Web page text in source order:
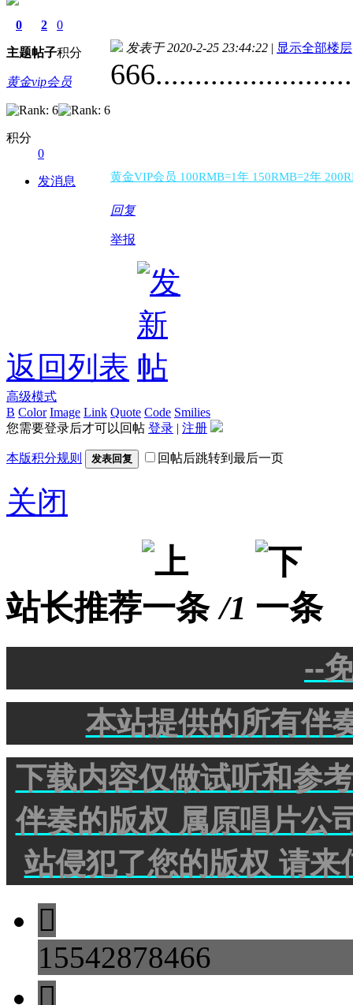
0
主题
2
帖子
0
积分
黄金vip会员
积分
0
发消息
发表于 2020-2-25 23:44:22 | 显示全部楼层
黄金VIP会员 100RMB=1年 150RMB=2年
回复
举报
返回列表
高级模式
B Color Image Link Quote Code Smilies
您需要登录后才可以回帖 登录 | 注册
本版积分规则 发表回复 回帖后跳转到最后一页
关闭
站长推荐 /1
--
本站提供的所有伴
下载内容仅做试听和参
伴奏的版权 属原唱片公
站侵犯了您的版权 请

15542878466
